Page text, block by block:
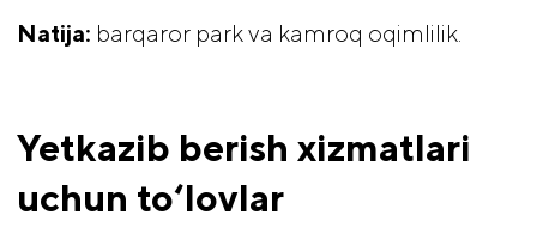
Natija: barqaror park va kamroq oqimlilik.
Yetkazib berish xizmatlari
uchun to‘lovlar